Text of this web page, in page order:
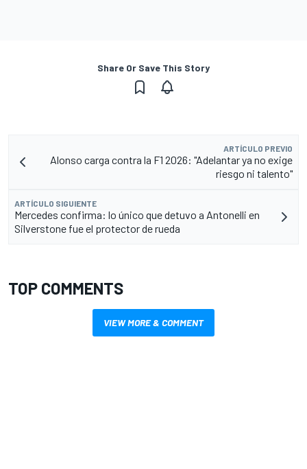
Share Or Save This Story
ARTÍCULO PREVIO
Alonso carga contra la F1 2026: "Adelantar ya no exige
riesgo ni talento"
ARTÍCULO SIGUIENTE
Mercedes confirma: lo único que detuvo a Antonelli en
Silverstone fue el protector de rueda
TOP COMMENTS
VIEW MORE & COMMENT